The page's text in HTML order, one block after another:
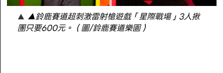
▲鈴鹿賽道超刺激雷射槍遊戲「星際戰場」3人揪
團只要600元。（圖/鈴鹿賽道樂園）